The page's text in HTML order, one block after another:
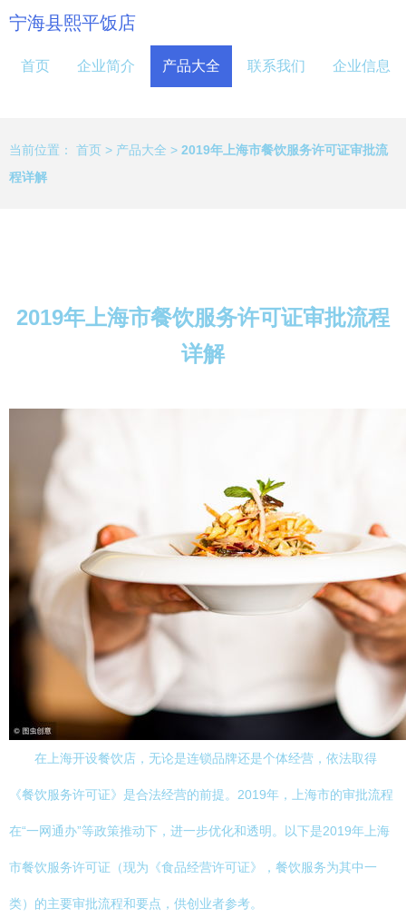
宁海县熙平饭店
首页 企业简介 产品大全 联系我们 企业信息
当前位置： 首页 > 产品大全 > 2019年上海市餐饮服务许可证审批流
程详解
2019年上海市餐饮服务许可证审批流程
详解
在上海开设餐饮店，无论是连锁品牌还是个体经营，依法取得
《餐饮服务许可证》是合法经营的前提。2019年，上海市的审批流程
在“一网通办”等政策推动下，进一步优化和透明。以下是2019年上海
市餐饮服务许可证（现为《食品经营许可证》，餐饮服务为其中一
类）的主要审批流程和要点，供创业者参考。